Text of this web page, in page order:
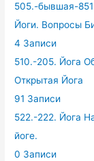
505.-бывшая-
Йоги. Вопросы
4 Записи
510.-205. Йога
Открытая Йога
91 Записи
522.-222. Йога
йоге.
0 Записи